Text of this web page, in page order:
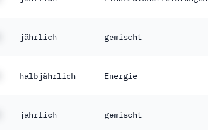
jährlich gemischt
halbjährlich Energie
jährlich gemischt